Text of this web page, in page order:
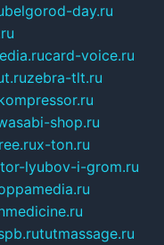
belgorod-day.ru
card-voice.ru
zebra-tlt.ru
shop.ru
x-ton.ru
tor-lyubov-i-grom.ru
tutmassage.ru